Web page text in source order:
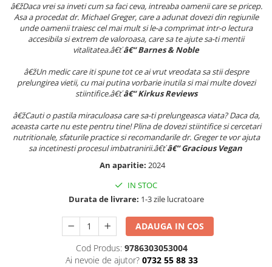
Calculator
Hartie si Accesorii
Instrumente de scris
Organizare si Arhivare
Seturi birotica
Articole scolare
Caiete si Carnetele scolare
Coperti, Mape, Etichete
Ghiozdane si Penare scolare
Instrumente si Truse Geometrie
Consumabile & Accesorii
â€žDaca vrei sa inveti cum sa faci ceva, intreaba oamenii care se pricep.
Asa a procedat dr. Michael Greger, care a adunat dovezi din regiunile
unde oamenii traiesc cel mai mult si le-a comprimat intr-o lectura
accesibila si extrem de valoroasa, care sa te ajute sa-ti mentii
vitalitatea.â€ťâ€“ Barnes & Noble
â€žUn medic care iti spune tot ce ai vrut vreodata sa stii despre
prelungirea vietii, cu mai putina vorbarie inutila si mai multe dovezi
stiintifice.â€ťâ€“ Kirkus Reviews
â€žCauti o pastila miraculoasa care sa-ti prelungeasca viata? Daca da,
aceasta carte nu este pentru tine! Plina de dovezi stiintifice si cercetari
nutritionale, sfaturile practice si recomandarile dr. Greger te vor ajuta
sa incetinesti procesul imbatranirii.â€ťâ€“ Gracious Vegan
An aparitie: 2024
IN STOC
Durata de livrare: 1-3 zile lucratoare
ADAUGA IN COS
Cod Produs: 9786303053004
Ai nevoie de ajutor? 0732 55 88 33